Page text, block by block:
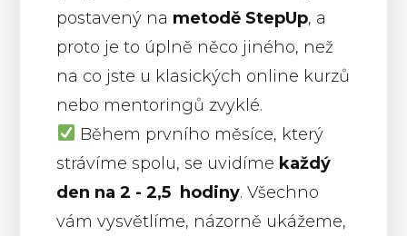
postavený na metodě StepUp, a
proto je to úplně něco jiného, než
na co jste u klasických online kurzů
nebo mentoringů zvyklé.
Během prvního měsíce, který
strávíme spolu, se uvidíme každý
den na 2 - 2,5 hodiny. Všechno
vám vysvětlíme, názorně ukážeme,